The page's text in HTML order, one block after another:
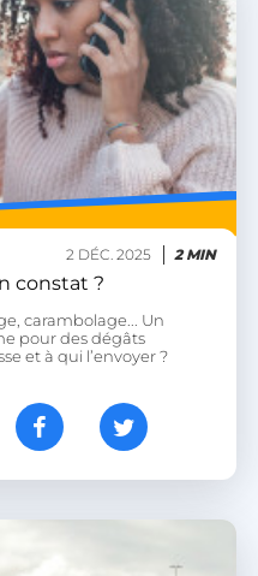
2 DÉC. 2025 2 MIN
constat ?
carambolage... Un
pour des dégâts
et à qui l’envoyer ?
YouTube
.youtube.com